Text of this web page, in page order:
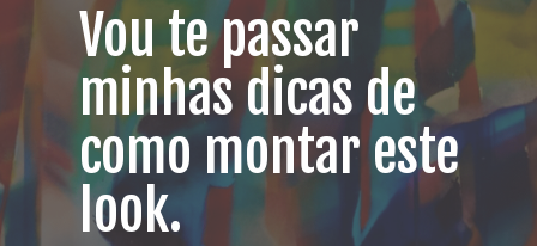
Vou te passar
minhas dicas de
como montar este
look.